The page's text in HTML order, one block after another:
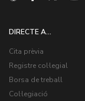
DIRECTE A...
Cita prèvia
Registre col·legial
Borsa de treball
Col·legiació